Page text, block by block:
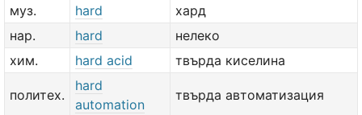
муз.
hard
хард
нар.
hard
нелеко
хим.
hard acid твърда киселина
политех.
hard
automation
твърда автоматизация